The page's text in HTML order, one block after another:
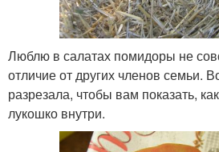
Люблю в салатах помидоры не
отличие от других членов семьи.
разрезала, чтобы вам показать,
лукошко внутри.